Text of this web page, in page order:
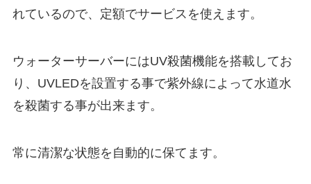
れているので、定額でサービスを使えます。
ウォーターサーバーにはUV殺菌機能を搭載してお
り、UVLEDを設置する事で紫外線によって水道水
を殺菌する事が出来ます。
常に清潔な状態を自動的に保てます。